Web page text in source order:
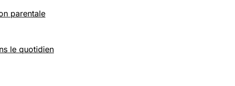
parentale
le quotidien